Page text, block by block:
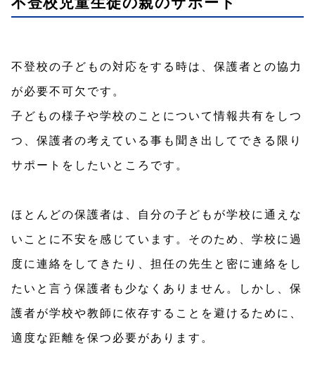
不登校の子どもの対応をする時は、保護者との協力
が必要不可欠です。
子どもの様子や学校のことについて情報共有をしつ
つ、保護者の考えている事も聞き出してできる限り
サポートをしたいところです。
ほとんどの保護者は、自分の子どもが学校に通えな
いことに不安を感じています。そのため、学校に過
度に連絡をしてきたり、担任の先生と密に連絡をし
たいと言う保護者も少なくありません。しかし、保
護者が学校や教師に依存することを避けるために、
適度な距離を保つ必要があります。